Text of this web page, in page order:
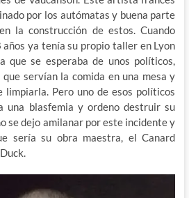
por los autómatas y buena parte
la construcción de estos. Cuando
ya tenía su propio taller en Lyon
que se esperaba de unos políticos,
servían la comida en una mesa y
limpiarla. Pero uno de esos políticos
una blasfemia y ordeno destruir su
se dejo amilanar por este incidente y
sería su obra maestra, el Canard